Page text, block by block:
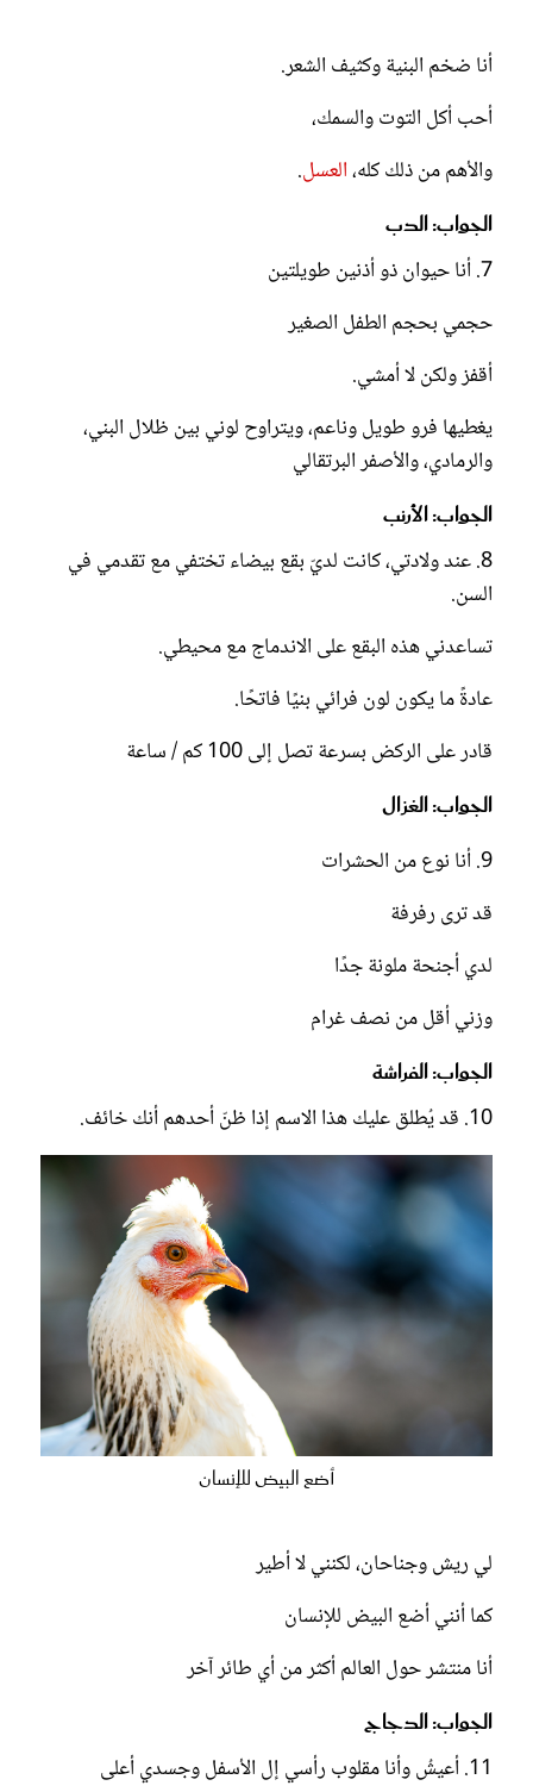
أنا ضخم البنية وكثيف الشعر.
أحب أكل التوت والسمك،
والأهم من ذلك كله،العسل.
الجواب: الدب
7. أنا حيوان ذو أذنين طويلتين
حجمي بحجم الطفل الصغير
أقفز ولكن لا أمشي.
يغطيها فرو طويل وناعم، ويتراوح لوني بين ظلال البني،
والرمادي، والأصفر البرتقالي
الجواب: الأرنب
8. عند ولادتي، كانت لديّ بقع بيضاء تختفي مع تقدمي في
السن.
تساعدني هذه البقع على الاندماج مع محيطي.
عادةً ما يكون لون فرائي بنيًا فاتحًا.
قادر على الركض بسرعة تصل إلى 100 كم / ساعة
الجواب: الغزال
9. أنا نوع من الحشرات
قد ترى رفرفة
لدي أجنحة ملونة جدًا
وزني أقل من نصف غرام
الجواب: الفراشة
10. قد يُطلق عليك هذا الاسم إذا ظنّ أحدهم أنك خائف.
أضع البيض للإنسان
لي ريش وجناحان، لكنني لا أطير
كما أنني أضع البيض للإنسان
أنا منتشر حول العالم أكثر من أي طائر آخر
الجواب: الدجاج
11. أعيشُ وأنا مقلوب رأسي إل الأسفل وجسدي أعلى